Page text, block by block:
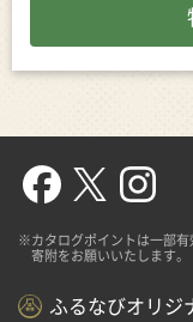
※カタログポイントは一部
寄附をお願いいたします。
ふるなびオリジ